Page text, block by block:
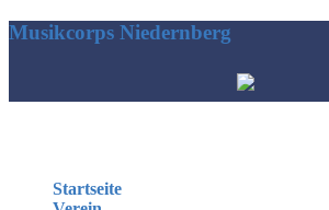
Musikcorps Niedernberg
Startseite